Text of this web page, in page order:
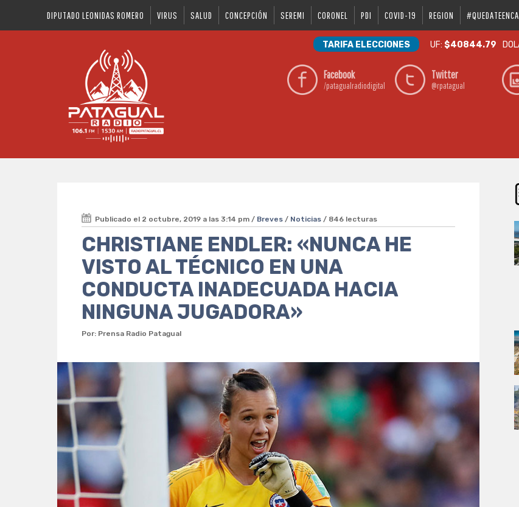
DIPUTADO LEONIDAS ROMERO VIRUS SALUD CONCEPCIÓN SEREMI CORONEL PDI COVID-19 REGION
TARIFA ELECCIONES UF:$40844.79
Facebook
/patagualradiodigital
Twitter
@rpatagual
Publicado el 2 octubre, 2019 a las 3:14 pm / Breves / Noticias / 846 lecturas
CHRISTIANE ENDLER: «NUNCA HE
VISTO AL TÉCNICO EN UNA
CONDUCTA INADECUADA HACIA
NINGUNA JUGADORA»
Por: Prensa Radio Patagual